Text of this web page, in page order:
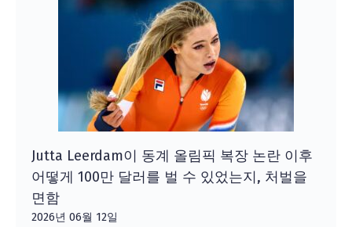
Jutta Leerdam이 동계 올림픽 복장 논란 이후
어떻게 100만 달러를 벌 수 있었는지, 처벌을
면함
2026년 06월 12일